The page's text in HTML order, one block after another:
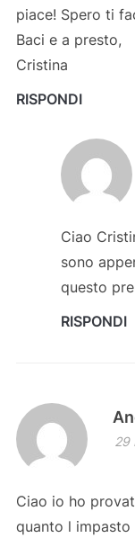
piace! Spero ti
Baci e a presto,
Cristina
RISPONDI
Ciao
sono
questo
RISPONDI
29
Ciao io ho
quanto l impasto